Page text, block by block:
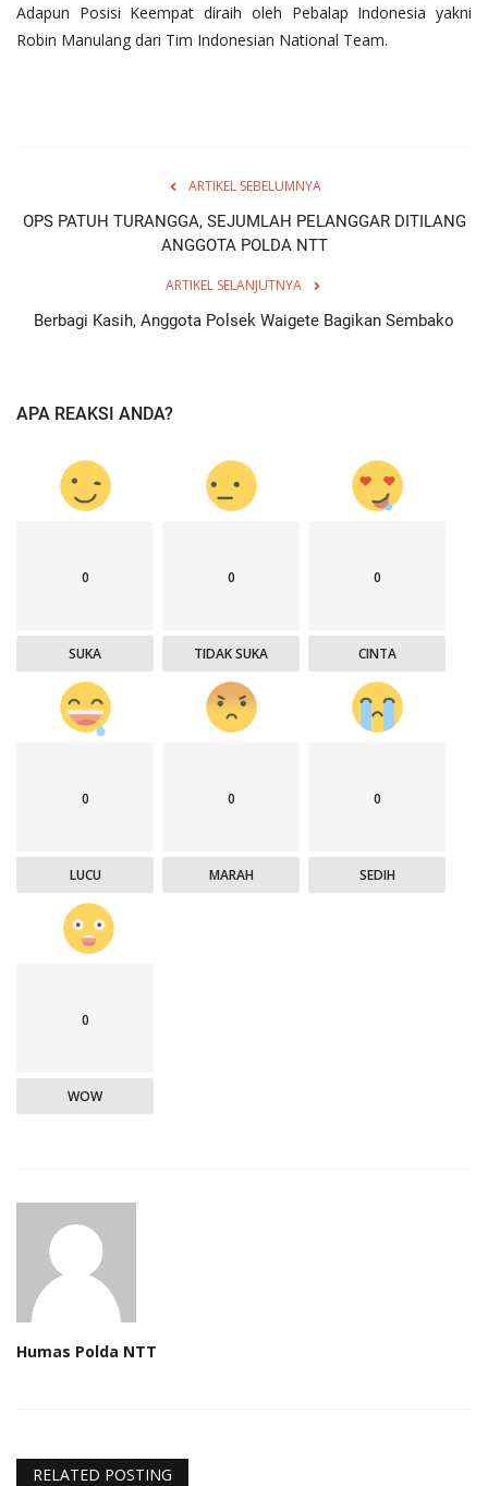
Adapun Posisi Keempat diraih oleh Pebalap Indonesia yakni
Robin Manulang dari Tim Indonesian National Team.
ARTIKEL SEBELUMNYA
OPS PATUH TURANGGA, SEJUMLAH PELANGGAR DITILANG
ANGGOTA POLDA NTT
ARTIKEL SELANJUTNYA
Berbagi Kasih, Anggota Polsek Waigete Bagikan Sembako
APA REAKSI ANDA?
0
SUKA
0
TIDAK SUKA
0
CINTA
0
LUCU
0
MARAH
0
SEDIH
0
WOW
Humas Polda NTT
RELATED POSTING